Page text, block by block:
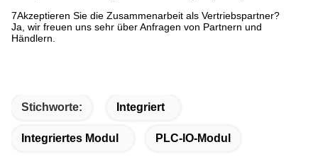
7Akzeptieren Sie die Zusammenarbeit als Vertriebspartner?
Ja, wir freuen uns sehr über Anfragen von Partnern und
Händlern.
Stichworte: Integriert
Integriertes Modul PLC-IO-Modul